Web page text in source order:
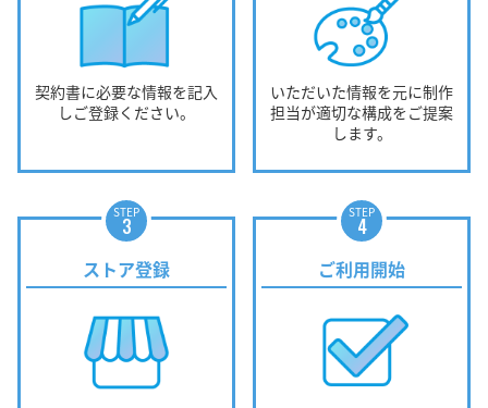
契約書に必要な情報を記入
しご登録ください。
いただいた情報を元に制作
担当が適切な構成をご提案
します。
STEP
3
ストア登録
STEP
4
ご利用開始